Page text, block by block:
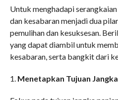
Untuk menghadapi
dan kesabaran menjadi dua
pemulihan dan kesuksesan.
yang dapat diambil untuk
kesabaran, serta bangkit dari
1. Menetapkan Tujuan